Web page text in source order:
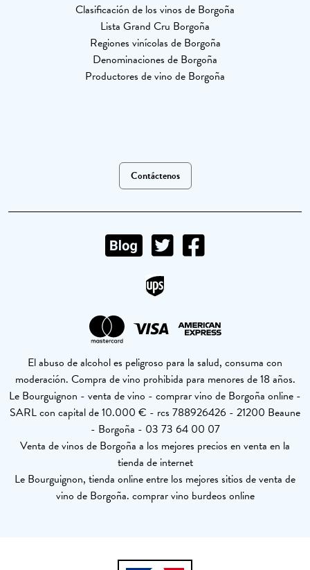
Clasificación de los vinos de Borgoña
Lista Grand Cru Borgoña
Regiones vinícolas de Borgoña
Denominaciones de Borgoña
Productores de vino de Borgoña
Contáctenos
El abuso de alcohol es peligroso para la salud, consuma con
moderación. Compra de vino prohibida para menores de 18 años.
Le Bourguignon - venta de vino - comprar vino de Borgoña online -
SARL con capital de 10.000 € - rcs 788926426 - 21200 Beaune
- Borgoña - 03 73 64 00 07
Venta de vinos de Borgoña a los mejores precios en venta en la
tienda de internet
Le Bourguignon, tienda online entre los mejores sitios de venta de
vino de Borgoña. comprar vino burdeos online